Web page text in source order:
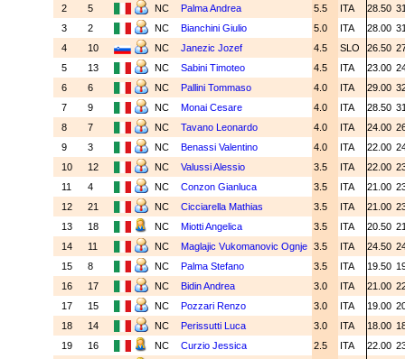
2
5 NC Palma Andrea 5.5 ITA 28.50
3
2 NC Bianchini Giulio 5.0 ITA 28.00
4
10 NC Janezic Jozef 4.5 SLO 26.50
5
13 NC Sabini Timoteo 4.5 ITA 23.00
6
6 NC Pallini Tommaso 4.0 ITA 29.00
7
9 NC Monai Cesare 4.0 ITA 28.50
8
7 NC Tavano Leonardo 4.0 ITA 24.00
9
3 NC Benassi Valentino 4.0 ITA 22.00
10
12 NC Valussi Alessio 3.5 ITA 22.00
11
4 NC Conzon Gianluca 3.5 ITA 21.00
12
21 NC Cicciarella Mathias 3.5 ITA 21.00
13
18 NC Miotti Angelica 3.5 ITA 20.50
14
11 NC Maglajic Vukomanovic Ognje 3.5 ITA 24.50
15
8 NC Palma Stefano 3.5 ITA 19.50
16
17 NC Bidin Andrea 3.0 ITA 21.00
17
15 NC Pozzari Renzo 3.0 ITA 19.00
18
14 NC Perissutti Luca 3.0 ITA 18.00
19
16 NC Curzio Jessica 2.5 ITA 22.00